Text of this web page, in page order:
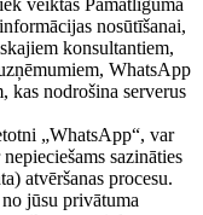
veiktas Pamatlīguma
nosūtīšanai,
konsultantiem,
WhatsApp
kas nodrošina serverus
„WhatsApp“, var
sazināties
atvēršanas procesu.
jūsu privātuma